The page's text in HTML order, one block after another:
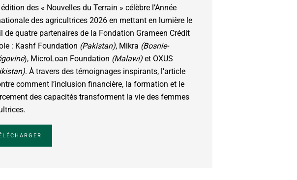
des « Nouvelles du Terrain » célèbre l’Année
des agricultrices 2026 en mettant en lumière le
de quatre partenaires de la Fondation Grameen Crédit
: Kashf Foundation (Pakistan), Mikra (Bosnie-
), MicroLoan Foundation (Malawi) et OXUS
. À travers des témoignages inspirants, l’article
comment l’inclusion financière, la formation et le
des capacités transforment la vie des femmes